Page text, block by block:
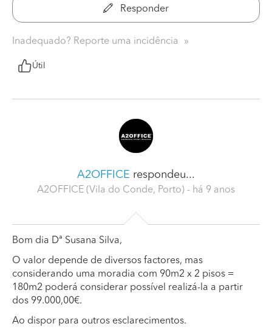
Responder
Inadequado? Reporte uma incidência
Útil
A2OFFICE respondeu...
A2OFFICE (Vila do Conde, Porto) - há 9 anos
Bom dia Dª Susana Silva,
O valor depende de diversos factores, mas
considerando uma moradia com 90m2 x 2 pisos =
180m2 poderá considerar possível realizá-la a partir
dos 99.000,00€.
Ao dispor para outros esclarecimentos.